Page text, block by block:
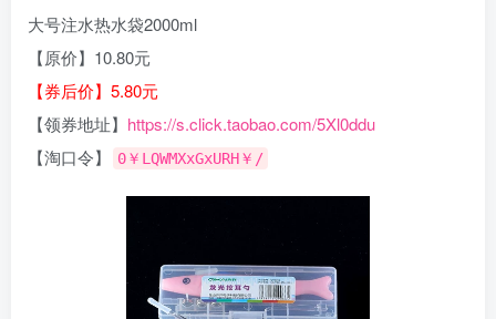
大号注水热水袋2000ml
【原价】10.80元
【券后价】5.80元
【领券地址】 https://s.click.taobao.com/5Xl0ddu
【淘口令】
0￥LQWMXxGxURH￥/